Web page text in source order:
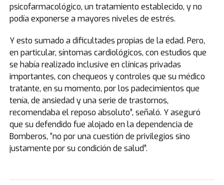
psicofarmacológico, un tratamiento establecido, y no
podía exponerse a mayores niveles de estrés.
Y esto sumado a dificultades propias de la edad. Pero,
en particular, síntomas cardiológicos, con estudios que
se había realizado inclusive en clínicas privadas
importantes, con chequeos y controles que su médico
tratante, en su momento, por los padecimientos que
tenía, de ansiedad y una serie de trastornos,
recomendaba el reposo absoluto”, señaló. Y aseguró
que su defendido fue alojado en la dependencia de
Bomberos, “no por una cuestión de privilegios sino
justamente por su condición de salud”.